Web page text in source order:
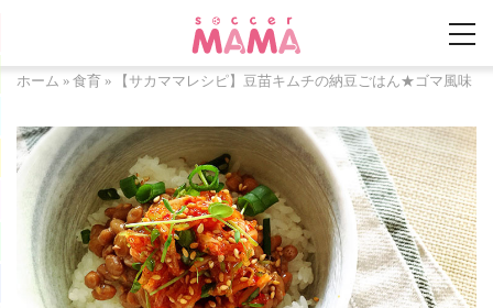
ホーム » 食育 » 【サカママレシピ】豆苗キムチの納豆ごはん★ゴマ風味